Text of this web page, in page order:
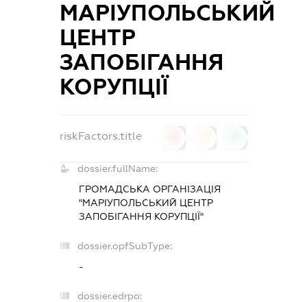
МАРІУПОЛЬСЬКИЙ
ЦЕНТР
ЗАПОБІГАННЯ
КОРУПЦІЇ
riskFactors.title
dossier.fullName:
ГРОМАДСЬКА ОРГАНІЗАЦІЯ
"МАРІУПОЛЬСЬКИЙ ЦЕНТР
ЗАПОБІГАННЯ КОРУПЦІЇ"
dossier.opfSubType:
-
dossier.edrpo: